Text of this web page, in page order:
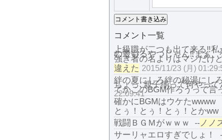
コメント一覧
上級職が二つも出て来る‼︎
しているやつじゃん‼︎まぁ、ゲームの追加コンテンツ第2弾神軍師への道の最も
強き者の名よりはマシだけ
違えた 2015/11/23 (月)
絆の夏にしろ絆の秘湯にし
ちょっ､親子揃って何やっ
てかこのBGM作ろうって言
22:09:41
確かにBGMはウケたwwww
とぅ！とぅ！とぅ！とかww
戦闘ＢＧＭがｗｗｗ
--ノノ
サーリャエロすぎでしょ！